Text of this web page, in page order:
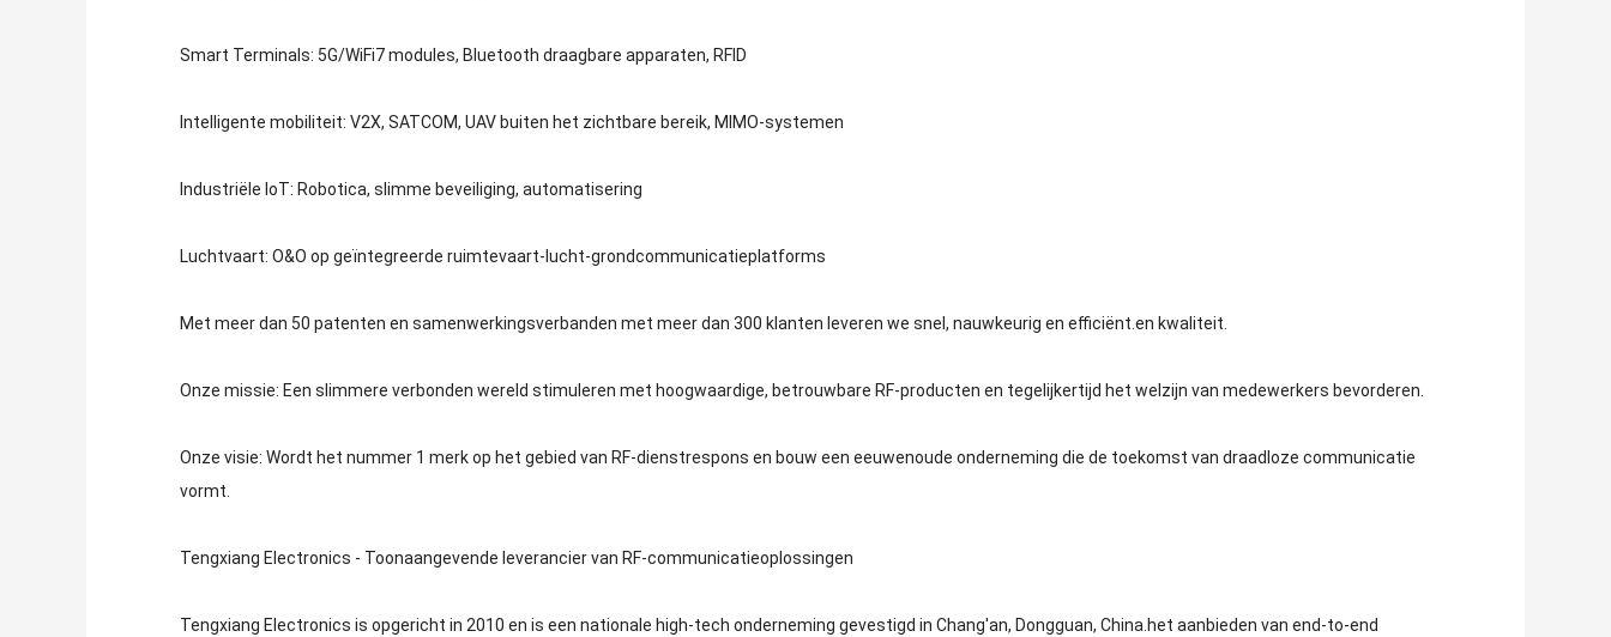
Smart Terminals: 5G/WiFi7 modules, Bluetooth draagbare apparaten, RFID
Intelligente mobiliteit: V2X, SATCOM, UAV buiten het zichtbare bereik, MIMO-systemen
Industriële IoT: Robotica, slimme beveiliging, automatisering
Luchtvaart: O&O op geïntegreerde ruimtevaart-lucht-grondcommunicatieplatforms
Met meer dan 50 patenten en samenwerkingsverbanden met meer dan 300 klanten leveren we snel, nauwkeurig en efficiënt.en kwaliteit.
Onze missie: Een slimmere verbonden wereld stimuleren met hoogwaardige, betrouwbare RF-producten en tegelijkertijd het welzijn van medewerkers bevorderen.
Onze visie: Wordt het nummer 1 merk op het gebied van RF-dienstrespons en bouw een eeuwenoude onderneming die de toekomst van draadloze communicatie
vormt.
Tengxiang Electronics - Toonaangevende leverancier van RF-communicatieoplossingen
Tengxiang Electronics is opgericht in 2010 en is een nationale high-tech onderneming gevestigd in Chang'an, Dongguan, China.het aanbieden van end-to-end